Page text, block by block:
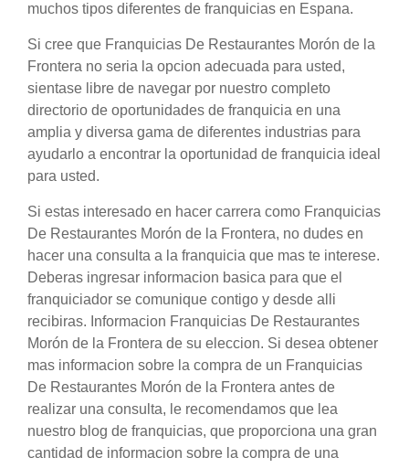
muchos tipos diferentes de franquicias en Espana.
Si cree que Franquicias De Restaurantes Morón de la
Frontera no seria la opcion adecuada para usted,
sientase libre de navegar por nuestro completo
directorio de oportunidades de franquicia en una
amplia y diversa gama de diferentes industrias para
ayudarlo a encontrar la oportunidad de franquicia ideal
para usted.
Si estas interesado en hacer carrera como Franquicias
De Restaurantes Morón de la Frontera, no dudes en
hacer una consulta a la franquicia que mas te interese.
Deberas ingresar informacion basica para que el
franquiciador se comunique contigo y desde alli
recibiras. Informacion Franquicias De Restaurantes
Morón de la Frontera de su eleccion. Si desea obtener
mas informacion sobre la compra de un Franquicias
De Restaurantes Morón de la Frontera antes de
realizar una consulta, le recomendamos que lea
nuestro blog de franquicias, que proporciona una gran
cantidad de informacion sobre la compra de una